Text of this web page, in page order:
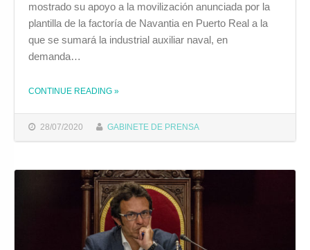
28/07/2020 GABINETE DE PRENSA
mostrado su apoyo a la movilización anunciada por la
plantilla de la factoría de Navantia en Puerto Real a la
que se sumará la industrial auxiliar naval, en
demanda…
CONTINUE READING THE "EL AYUNTAMIENTO APOYA LA MOVILIZACIÓN DE LAS PLANTILLAS DE NAVANTIA PARA RECLAMAR CARGA DE TRABAJO"
»